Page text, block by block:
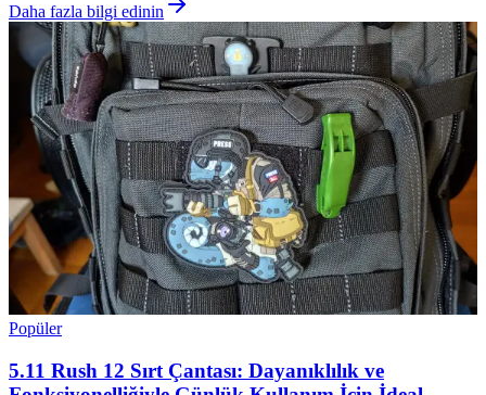
Daha fazla bilgi edinin
Popüler
5.11 Rush 12 Sırt Çantası: Dayanıklılık ve